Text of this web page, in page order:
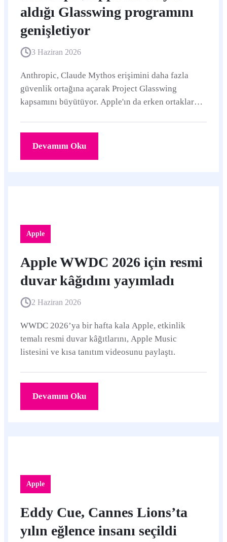
aldığı Glasswing programını
genişletiyor
3 Haziran 2026
Anthropic, Claude Mythos erişimini daha fazla
güvenlik ortağına açarak Project Glasswing
kapsamını büyütüyor. Apple'ın da erken ortaklar
siber güvenlik denetimlerini güçlendirmeyi
Devamını Oku
Apple
Apple WWDC 2026 için resmi
duvar kâğıdını yayımladı
2 Haziran 2026
WWDC 2026’ya bir hafta kala Apple, etkinlik
temalı resmi duvar kâğıtlarını, Apple Music
listesini ve kısa tanıtım videosunu paylaştı.
Devamını Oku
Apple
Eddy Cue, Cannes Lions’ta
yılın eğlence insanı seçildi